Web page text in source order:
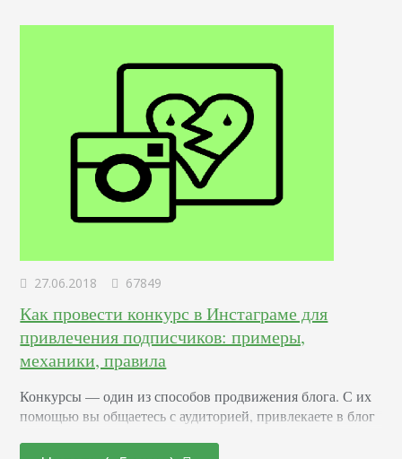
интерфейсов для сайтов и приложений. Он…
27.06.2018 67849
Как провести конкурс в Инстаграме для
привлечения подписчиков: примеры,
механики, правила
Конкурсы –– один из способов продвижения блога. С их
помощью вы общаетесь с аудиторией, привлекаете в блог
что вы обещаете участникам подарок за то, что они тем